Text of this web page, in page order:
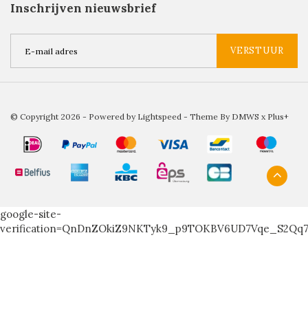
Inschrijven nieuwsbrief
VERSTUUR
© Copyright 2026 - Powered by Lightspeed - Theme By DMWS x Plus+
google-site-